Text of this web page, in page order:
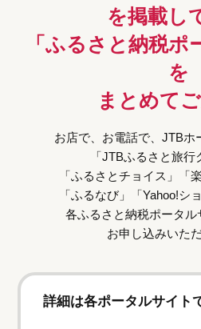
を掲載し
「ふるさと納税ポ
を
まとめて
お店で、お電話で、JTBホ
「JTBふるさと旅
「ふるさとチョイス」「
「ふるなび」「Yahoo!シ
各ふるさと納税ポータル
お申し込みいた
詳細は各ポータルサイト